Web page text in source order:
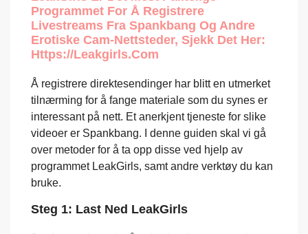
Programmet For Å Registrere
Livestreams Fra Spankbang Og Andre
Erotiske Cam-Nettsteder, Sjekk Det Her:
Https://leakgirls.com
Å registrere direktesendinger har blitt en utmerket
tilnærming for å fange materiale som du synes er
interessant på nett. Et anerkjent tjeneste for slike
videoer er Spankbang. I denne guiden skal vi gå
over metoder for å ta opp disse ved hjelp av
programmet LeakGirls, samt andre verktøy du kan
bruke.
Steg 1: Last Ned LeakGirls